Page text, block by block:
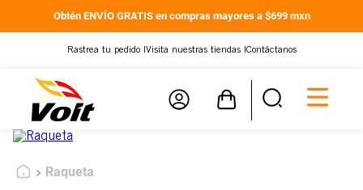
Obtén ENVÍO GRATIS en compras mayores a $699 mxn
Rastrea tu pedido | Visita nuestras tiendas | Contáctanos
Raqueta